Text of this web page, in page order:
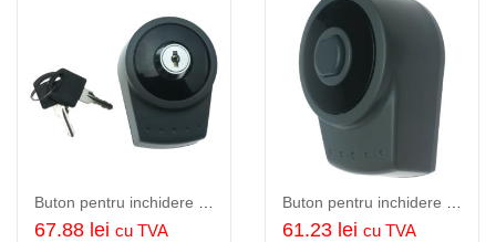
67.88 lei cu TVA 61.23 lei cu TVA